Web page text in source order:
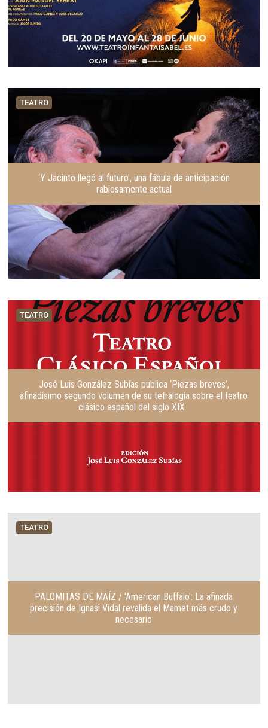
TEATRO
‘Y Jacinto llegó al futuro’, una fábula de anticipación
rabiosamente actual
TEATRO
José Luis González Subías publica ‘Piezas breves’,
afinadísimo segundo volumen de su tetralogía sobre el teatro
clásico español del siglo XIX
TEATRO
PALOMITAS DE MAÍZ / ‘American Buffalo’: La afinada
precisión de Ignasi Vidal revalida el Mamet más crudo y
necesario